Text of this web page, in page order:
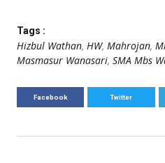
Tags :
Hizbul Wathan, HW, Mahrojan,
Masmasur Wanasari, SMA Mbs
Facebook Twitter